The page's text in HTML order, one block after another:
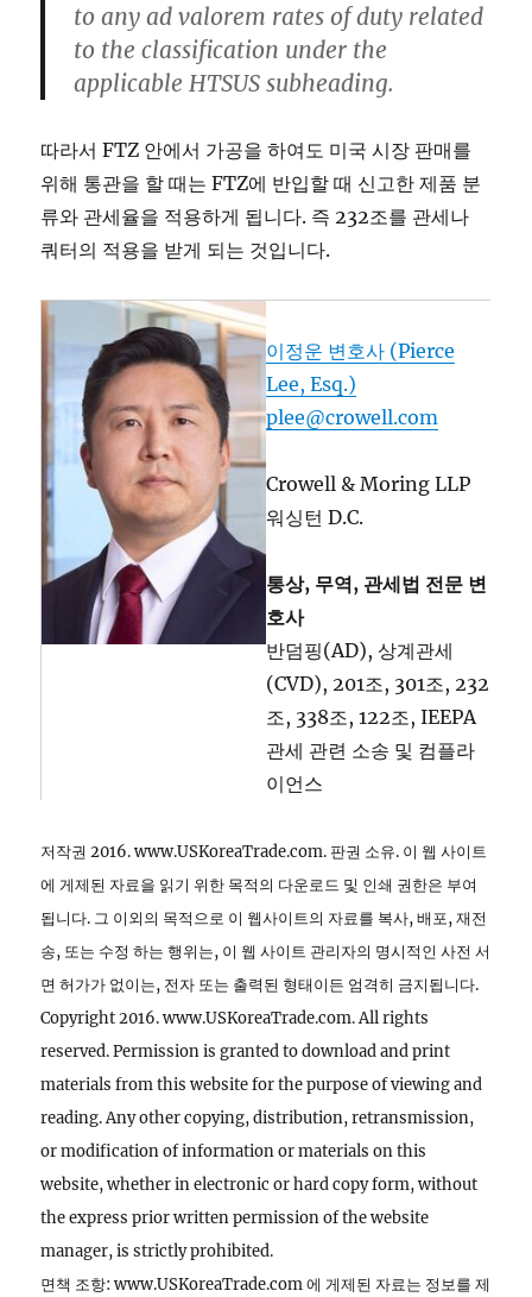
to any ad valorem rates of duty related
to the classification under the
applicable HTSUS subheading.
따라서 FTZ 안에서 가공을 하여도 미국 시장 판매를
위해 통관을 할 때는 FTZ에 반입할 때 신고한 제품 분
류와 관세율을 적용하게 됩니다. 즉 232조를 관세나
쿼터의 적용을 받게 되는 것입니다.
이정운 변호사 (Pierce
Lee, Esq.)
plee@crowell.com
Crowell & Moring LLP
워싱턴 D.C.
통상, 무역, 관세법 전문 변
호사
반덤핑(AD), 상계관세
(CVD), 201조, 301조, 232
조, 338조, 122조, IEEPA
관세 관련 소송 및 컴플라
이언스
저작권 2016. www.USKoreaTrade.com. 판권 소유. 이 웹 사이트
에 게제된 자료을 읽기 위한 목적의 다운로드 및 인쇄 권한은 부여
됩니다. 그 이외의 목적으로 이 웹사이트의 자료를 복사, 배포, 재전
송, 또는 수정 하는 행위는, 이 웹 사이트 관리자의 명시적인 사전 서
면 허가가 없이는, 전자 또는 출력된 형태이든 엄격히 금지됩니다.
Copyright 2016. www.USKoreaTrade.com. All rights
reserved. Permission is granted to download and print
materials from this website for the purpose of viewing and
reading. Any other copying, distribution, retransmission,
or modification of information or materials on this
website, whether in electronic or hard copy form, without
the express prior written permission of the website
manager, is strictly prohibited.
면책 조항: www.USKoreaTrade.com 에 게제된 자료는 정보를 제